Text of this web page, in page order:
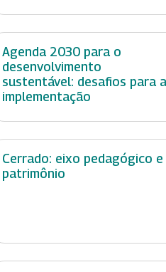
Agenda 2030 para o
desenvolvimento
sustentável: desafios para a
implementação
Cerrado: eixo pedagógico e
patrimônio